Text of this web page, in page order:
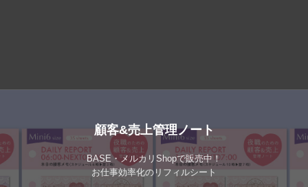
顧客&売上管理ノート
BASE・メルカリShopで販売中！
お仕事効率化のリフィルシート